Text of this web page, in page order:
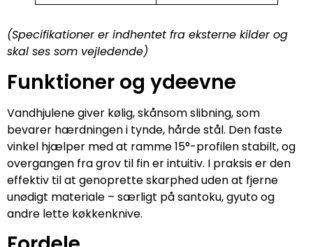
(Specifikationer er indhentet fra eksterne kilder og
skal ses som vejledende)
Funktioner og ydeevne
Vandhjulene giver kølig, skånsom slibning, som
bevarer hærdningen i tynde, hårde stål. Den faste
vinkel hjælper med at ramme 15°-profilen stabilt, og
overgangen fra grov til fin er intuitiv. I praksis er den
effektiv til at genoprette skarphed uden at fjerne
unødigt materiale – særligt på santoku, gyuto og
andre lette køkkenknive.